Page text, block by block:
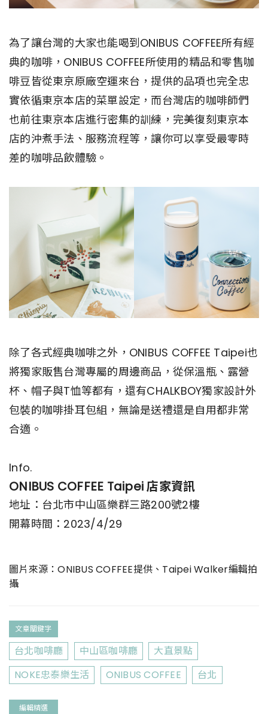
為了讓台灣的大家也能喝到ONIBUS COFFEE所有經
典的咖啡，ONIBUS COFFEE所使用的精品和零售咖
啡豆皆從東京原廠空運來台，提供的品項也完全忠
實依循東京本店的菜單設定，而台灣店的咖啡師們
也前往東京本店進行密集的訓練，完美復刻東京本
店的沖煮手法、服務流程等，讓你可以享受最零時
差的咖啡品飲體驗。
除了各式經典咖啡之外，ONIBUS COFFEE Taipei也
將獨家販售台灣專屬的周邊商品，從保溫瓶、露營
杯、帽子與T恤等都有，還有CHALKBOY獨家設計外
包裝的咖啡掛耳包組，無論是送禮還是自用都非常
合適。
Info.
ONIBUS COFFEE Taipei 店家資訊
地址：台北市中山區樂群三路200號2樓
開幕時間：2023/4/29
圖片來源：ONIBUS COFFEE提供、Taipei Walker編輯拍
攝
文章關鍵字
台北咖啡廳 中山區咖啡廳
大直景點
NOKE忠泰樂生活
ONIBUS COFFEE 台北
編輯精選